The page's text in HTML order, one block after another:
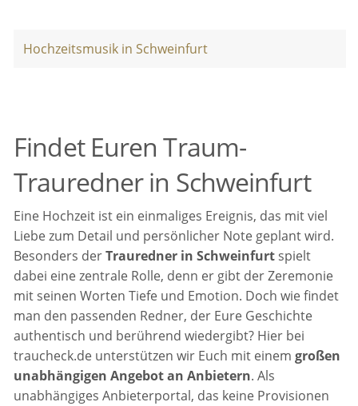
Hochzeitsmusik in Schweinfurt
Findet Euren Traum-
Trauredner in Schweinfurt
Eine Hochzeit ist ein einmaliges Ereignis, das mit viel
Liebe zum Detail und persönlicher Note geplant wird.
Besonders derTrauredner in Schweinfurt spielt
dabei eine zentrale Rolle, denn er gibt der Zeremonie
mit seinen Worten Tiefe und Emotion. Doch wie findet
man den passenden Redner, der Eure Geschichte
authentisch und berührend wiedergibt? Hier bei
traucheck.de unterstützen wir Euch mit einemgroßen
unabhängigen Angebot an Anbietern. Als
unabhängiges Anbieterportal, das keine Provisionen